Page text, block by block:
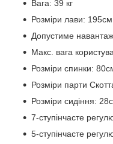
Вага: 39 кг
Розміри лави:
Допустиме
Макс. вага
Розміри спинки:
Розміри парти
Розміри сидіння:
7-ступінчасте
5-ступінчасте